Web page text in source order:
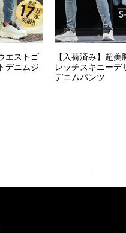
エストゴ
デニムジ
【入荷済み】超美
レッチスキニーデ
デニムパンツ